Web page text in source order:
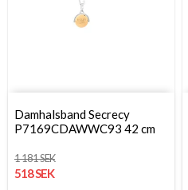
Damhalsband Secrecy
P7169CDAWWC93 42 cm
1 181 SEK
518 SEK